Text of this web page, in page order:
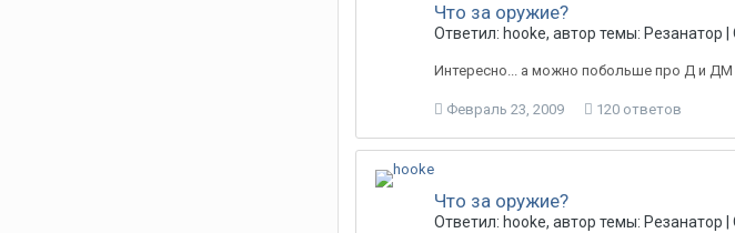
Что за оружие?
Ответил: hooke, автор темы: Резанатор |
Интересно... а можно побольше про Д и ДМ
Февраль 23, 2009 120 ответов
Что за оружие?
Ответил: hooke, автор темы: Резанатор |